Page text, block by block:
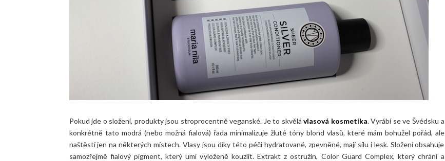
Pokud jde o složení, produkty jsou stroprocentně veganské. Je to skvělávlasová kosmetika. Vyrábí se ve Švédsku a
konkrétně tato modrá (nebo možná fialová) řada minimalizuje žluté tóny blond vlasů, které mám bohužel pořád, ale
naštěstí jen na některých místech. Vlasy jsou díky této péči hydratované, zpevněné, mají sílu i lesk. Složení obsahuje
samozřejmě fialový pigment, který umí vyloženě kouzlit. Extrakt z ostružin, Color Guard Complex, který chrání a